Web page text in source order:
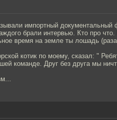
импортный
брали интервью. Кто про
время на земле ты лошадь
котик по моему, сказал: "
команде. Друг без друга мы